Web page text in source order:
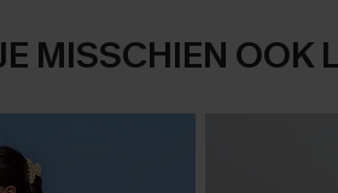
MISSCHIEN OOK